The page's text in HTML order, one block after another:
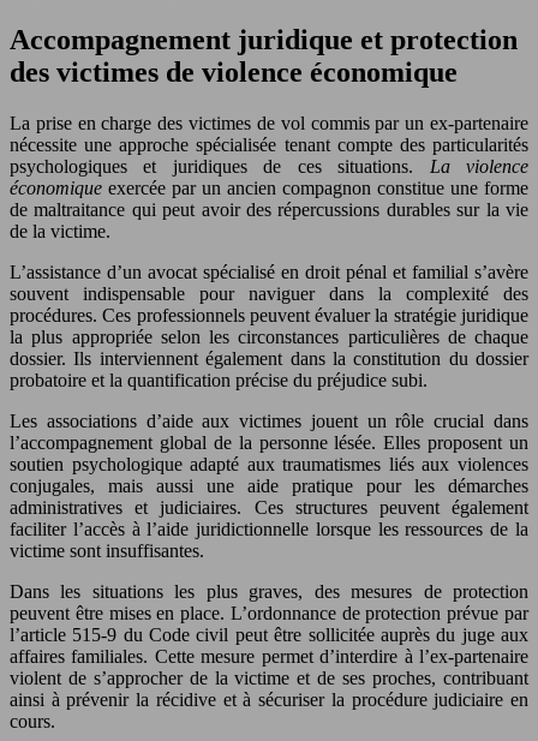
Accompagnement juridique et protection
des victimes de violence économique
La prise en charge des victimes de vol commis par un ex-partenaire
nécessite une approche spécialisée tenant compte des particularités
psychologiques et juridiques de ces situations. La violence
économique exercée par un ancien compagnon constitue une forme
de maltraitance qui peut avoir des répercussions durables sur la vie
de la victime.
L’assistance d’un avocat spécialisé en droit pénal et familial s’avère
souvent indispensable pour naviguer dans la complexité des
procédures. Ces professionnels peuvent évaluer la stratégie juridique
la plus appropriée selon les circonstances particulières de chaque
dossier. Ils interviennent également dans la constitution du dossier
probatoire et la quantification précise du préjudice subi.
Les associations d’aide aux victimes jouent un rôle crucial dans
l’accompagnement global de la personne lésée. Elles proposent un
soutien psychologique adapté aux traumatismes liés aux violences
conjugales, mais aussi une aide pratique pour les démarches
administratives et judiciaires. Ces structures peuvent également
faciliter l’accès à l’aide juridictionnelle lorsque les ressources de la
victime sont insuffisantes.
Dans les situations les plus graves, des mesures de protection
peuvent être mises en place. L’ordonnance de protection prévue par
l’article 515-9 du Code civil peut être sollicitée auprès du juge aux
affaires familiales. Cette mesure permet d’interdire à l’ex-partenaire
violent de s’approcher de la victime et de ses proches, contribuant
ainsi à prévenir la récidive et à sécuriser la procédure judiciaire en
cours.